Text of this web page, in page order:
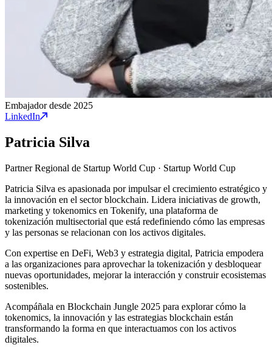
Embajador desde 2025
LinkedIn
Patricia Silva
Partner Regional de Startup World Cup · Startup World Cup
Patricia Silva es apasionada por impulsar el crecimiento estratégico y
la innovación en el sector blockchain. Lidera iniciativas de growth,
marketing y tokenomics en Tokenify, una plataforma de
tokenización multisectorial que está redefiniendo cómo las empresas
y las personas se relacionan con los activos digitales.
Con expertise en DeFi, Web3 y estrategia digital, Patricia empodera
a las organizaciones para aprovechar la tokenización y desbloquear
nuevas oportunidades, mejorar la interacción y construir ecosistemas
sostenibles.
Acompáñala en Blockchain Jungle 2025 para explorar cómo la
tokenomics, la innovación y las estrategias blockchain están
transformando la forma en que interactuamos con los activos
digitales.